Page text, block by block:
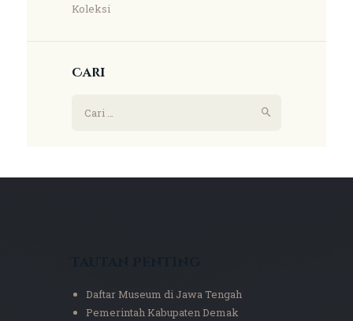
Koleksi
Cari
Daftar Museum di Jawa Tengah
Pemerintah Kabupaten Demak